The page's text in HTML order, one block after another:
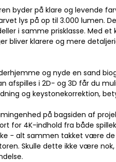
byder på klare og
lys på op til 3.000 lumen.
i samme prisklasse. Med
bliver klarere og mere
og nyde en sand
afspilles i 2D- og 3D får du
og keystonekorrektion,
på bagsiden af
for 4K-indhold fra både
- alt sammen takket være de
Skulle dette ikke være